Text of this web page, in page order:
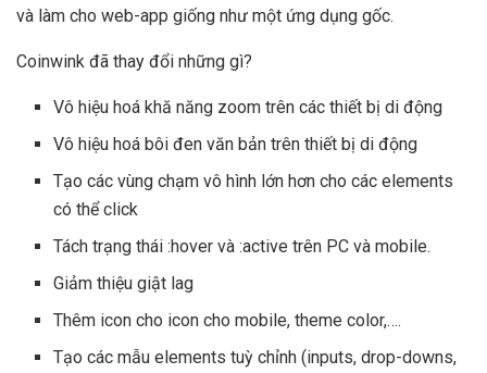
và làm cho web-app giống như một ứng dụng gốc.
Coinwink đã thay đổi những gì?
Vô hiệu hoá khă năng zoom trên các thiết bị di động
Vô hiệu hoá bôi đen văn bản trên thiết bị di động
Tạo các vùng chạm vô hình lớn hơn cho các elements
có thể click
Tách trạng thái :hover và :active trên PC và mobile.
Giảm thiệu giật lag
Thêm icon cho icon cho mobile, theme color,….
Tạo các mẫu elements tuỳ chỉnh (inputs, drop-downs,